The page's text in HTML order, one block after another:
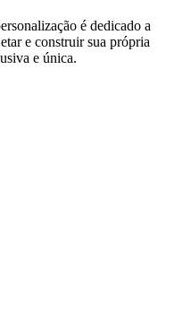
é dedicado a
e construir sua própria
e única.